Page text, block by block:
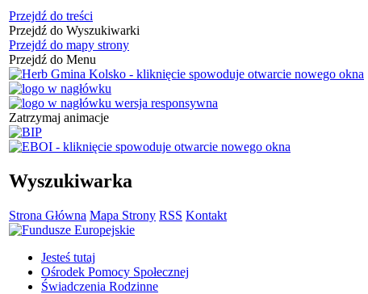
Przejdź do treści
Przejdź do Wyszukiwarki
Przejdź do mapy strony
Przejdź do Menu
Zatrzymaj animacje
Wyszukiwarka
Strona Główna Mapa Strony RSS Kontakt
Jesteś tutaj
Ośrodek Pomocy Społecznej
Świadczenia Rodzinne